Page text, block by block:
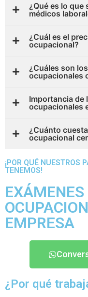
¿Qué es lo que
médicos
¿Cuál es el
ocupacional?
¿Cuáles son
ocupacionales
Importancia de
ocupacionales
¿Cuánto
ocupacional
¡POR QUÉ NUESTROS
TENEMOS!
EMPRESA
¿Por qué